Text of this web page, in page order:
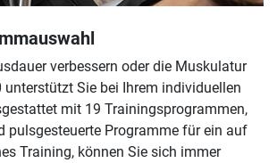
verbessern oder die Muskulatur
unterstützt Sie bei Ihrem individuellen
mit 19 Trainingsprogrammen,
pulsgesteuerte Programme für ein auf
Training, können Sie sich immer